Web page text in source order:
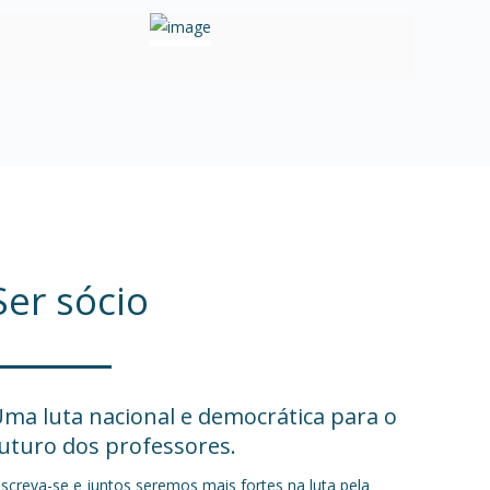
sócio
luta nacional e democrática para o
dos professores.
se e juntos seremos mais fortes na luta pela